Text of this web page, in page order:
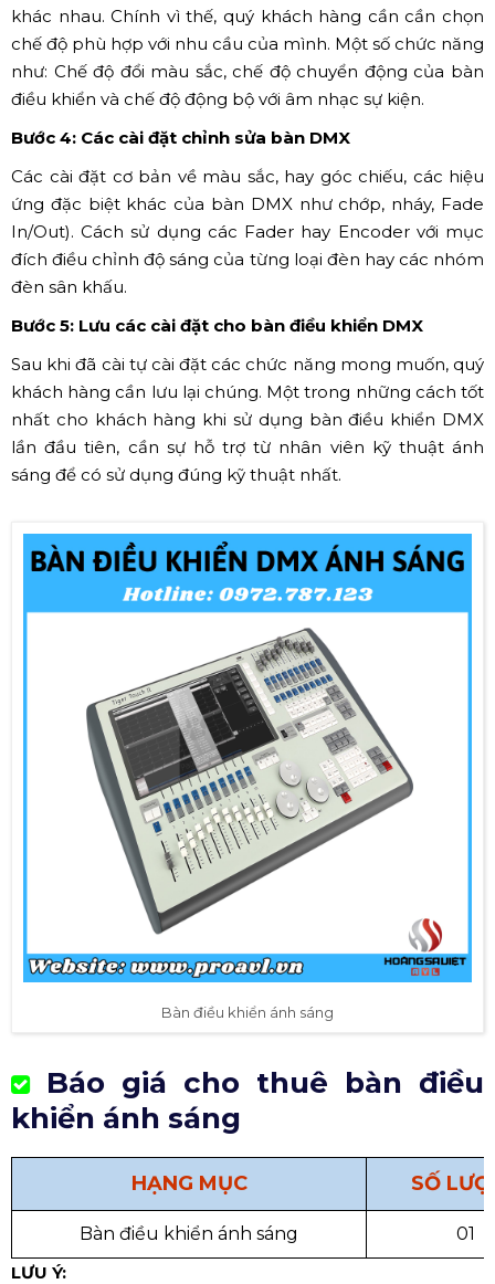
khác nhau. Chính vì thế, quý khách hàng cần cần chọn
chế độ phù hợp với nhu cầu của mình. Một số chức năng
như: Chế độ đổi màu sắc, chế độ chuyển động của bàn
điều khiển và chế độ động bộ với âm nhạc sự kiện.
Bước 4: Các cài đặt chỉnh sửa bàn DMX
Các cài đặt cơ bản về màu sắc, hay góc chiếu, các hiệu
ứng đặc biệt khác của bàn DMX như chớp, nháy, Fade
In/Out). Cách sử dụng các Fader hay Encoder với mục
đích điều chỉnh độ sáng của từng loại đèn hay các nhóm
đèn sân khấu.
Bước 5: Lưu các cài đặt cho bàn điều khiển DMX
Sau khi đã cài tự cài đặt các chức năng mong muốn, quý
khách hàng cần lưu lại chúng. Một trong những cách tốt
nhất cho khách hàng khi sử dụng bàn điều khiển DMX
lần đầu tiên, cần sự hỗ trợ từ nhân viên kỹ thuật ánh
sáng để có sử dụng đúng kỹ thuật nhất.
Bàn điều khiển ánh sáng
Báo giá cho thuê bàn điều
khiển ánh sáng
HẠNG MỤC SỐ
Bàn điều khiển ánh sáng
01
LƯU Ý: